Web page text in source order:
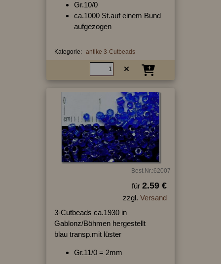
Gr.10/0
ca.1000 St.auf einem Bund
aufgezogen
Kategorie: antike 3-Cutbeads
Best.Nr.:62007
für 2.59 €
zzgl. Versand
3-Cutbeads ca.1930 in
Gablonz/Böhmen hergestellt
blau transp.mit lüster
Gr.11/0 = 2mm